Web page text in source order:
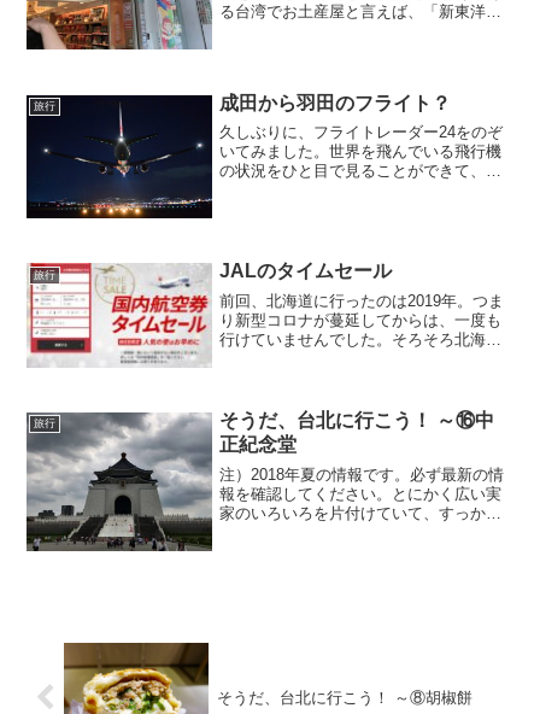
る台湾でお土産屋と言えば、「新東洋」
旅行 成田から羽田のフライト？
久しぶりに、フライトレーダー24をのぞ
いてみました。世界を飛んでいる飛行機
の状況をひと目で見ることができて、な
旅行 JALのタイムセール
前回、北海道に行ったのは2019年。つま
り新型コロナが蔓延してからは、一度も
行けていませんでした。そろそろ北海道
し前、仮想待合室...
旅行
そうだ、台北に行こう！ ～⑯中
正紀念堂
注）2018年夏の情報です。必ず最新の情
報を確認してください。とにかく広い実
家のいろいろを片付けていて、すっかり
そうだ、台北に行こう！ ～⑧胡椒餅